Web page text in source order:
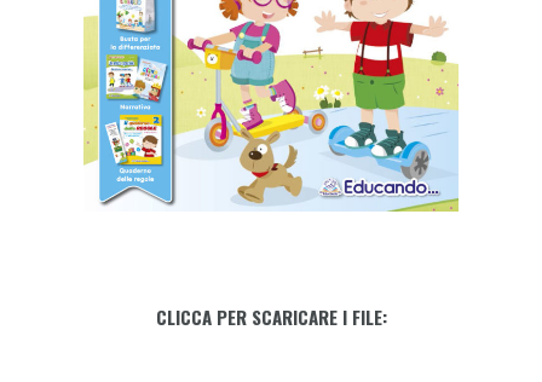
CLICCA PER SCARICARE I FILE: